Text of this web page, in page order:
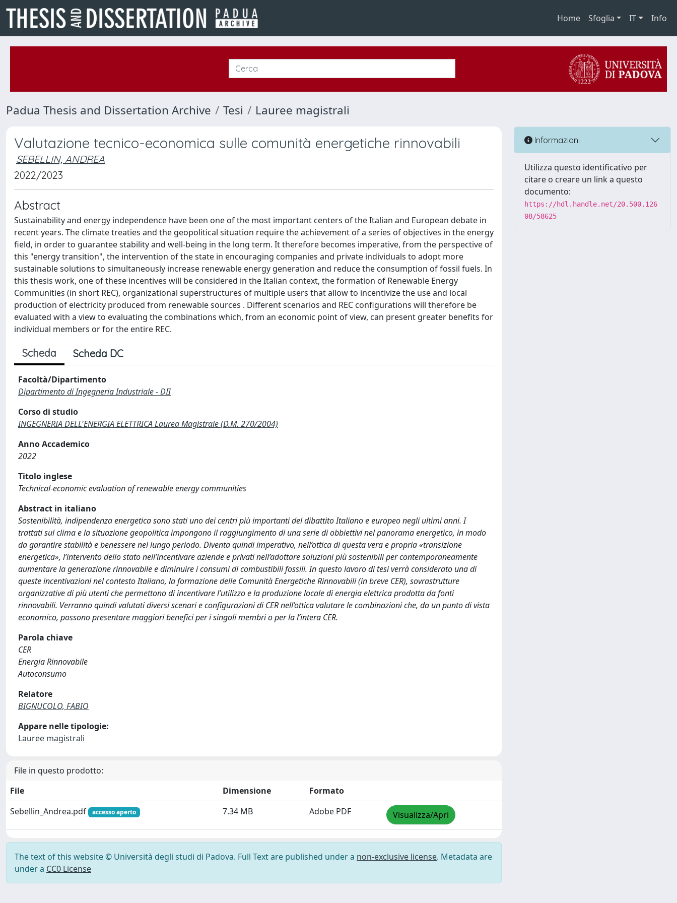
Home Sfoglia IT Info
Padua Thesis and Dissertation Archive Tesi Lauree magistrali
Valutazione tecnico-economica sulle comunità energetiche rinnovabili
SEBELLIN, ANDREA
2022/2023
Abstract
Sustainability and energy independence have been one of the most important centers of the Italian and European debate in
recent years. The climate treaties and the geopolitical situation require the achievement of a series of objectives in the energy
field, in order to guarantee stability and well-being in the long term. It therefore becomes imperative, from the perspective of
this "energy transition", the intervention of the state in encouraging companies and private individuals to adopt more
sustainable solutions to simultaneously increase renewable energy generation and reduce the consumption of fossil fuels. In
this thesis work, one of these incentives will be considered in the Italian context, the formation of Renewable Energy
Communities (in short REC), organizational superstructures of multiple users that allow to incentivize the use and local
production of electricity produced from renewable sources . Different scenarios and REC configurations will therefore be
evaluated with a view to evaluating the combinations which, from an economic point of view, can present greater benefits for
individual members or for the entire REC.
Scheda Scheda DC
Facoltà/Dipartimento
Dipartimento di Ingegneria Industriale - DII
Corso di studio
INGEGNERIA DELL'ENERGIA ELETTRICA Laurea Magistrale (D.M. 270/2004)
Anno Accademico
2022
Titolo inglese
Technical-economic evaluation of renewable energy communities
Abstract in italiano
Sostenibilità, indipendenza energetica sono stati uno dei centri più importanti del dibattito Italiano e europeo negli ultimi anni. I
trattati sul clima e la situazione geopolitica impongono il raggiungimento di una serie di obbiettivi nel panorama energetico, in modo
da garantire stabilità e benessere nel lungo periodo. Diventa quindi imperativo, nell’ottica di questa vera e propria «transizione
energetica», l’intervento dello stato nell’incentivare aziende e privati nell’adottare soluzioni più sostenibili per contemporaneamente
aumentare la generazione rinnovabile e diminuire i consumi di combustibili fossili. In questo lavoro di tesi verrà considerato una di
queste incentivazioni nel contesto Italiano, la formazione delle Comunità Energetiche Rinnovabili (in breve CER), sovrastrutture
organizzative di più utenti che permettono di incentivare l’utilizzo e la produzione locale di energia elettrica prodotta da fonti
rinnovabili. Verranno quindi valutati diversi scenari e configurazioni di CER nell’ottica valutare le combinazioni che, da un punto di vista
economico, possono presentare maggiori benefici per i singoli membri o per la l’intera CER.
Parola chiave
CER
Energia Rinnovabile
Autoconsumo
Relatore
BIGNUCOLO, FABIO
Appare nelle tipologie:
Lauree magistrali
File in questo prodotto:
File
Dimensione
Formato
Sebellin_Andrea.pdf
accesso aperto 7.34 MB Adobe PDF Visualizza/Apri
The text of this website © Università degli studi di Padova. Full Text are published under a non-exclusive license. Metadata are
under a CC0 License
Informazioni
Utilizza questo identificativo per
citare o creare un link a questo
documento:
https://hdl.handle.net/20.500.126
08/58625